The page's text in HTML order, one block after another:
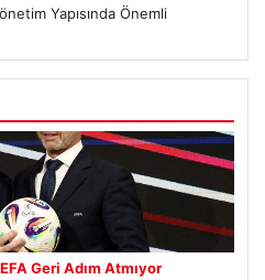
Yapısında Önemli
Geri Adım Atmıyor